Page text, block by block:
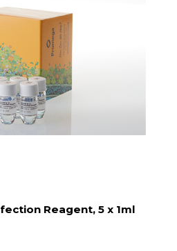
Reagent, 5 x 1ml